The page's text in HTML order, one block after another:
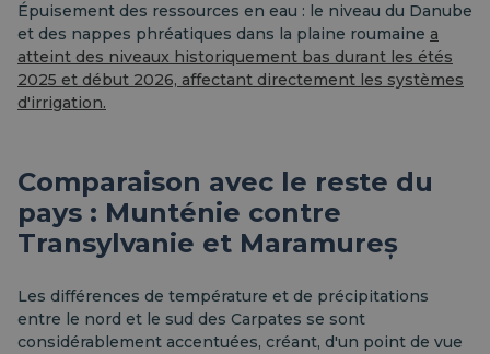
Épuisement des ressources en eau : le niveau du Danube
et des nappes phréatiques dans la plaine roumaine a
atteint des niveaux historiquement bas durant les étés
2025 et début 2026, affectant directement les systèmes
d'irrigation.
Comparaison avec le reste du
pays : Munténie contre
Transylvanie et Maramureș
Les différences de température et de précipitations
entre le nord et le sud des Carpates se sont
considérablement accentuées, créant, d'un point de vue